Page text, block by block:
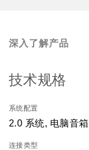
深入了解产品
技术规格
系统配置
2.0 系统, 电脑音箱
连接类型